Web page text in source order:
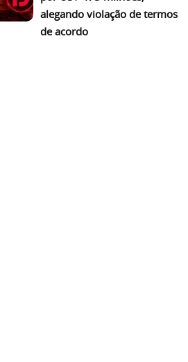
alegando violação de termos
de acordo